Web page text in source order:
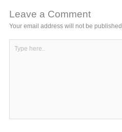
Leave a Comment
Your email address will not be published.
here..